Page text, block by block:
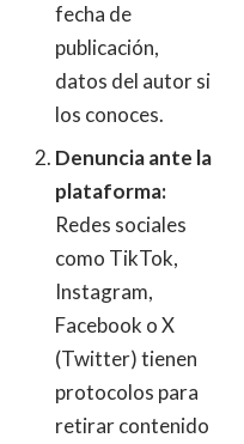
fecha de
publicación,
datos del autor si
los conoces.
Denuncia ante la
plataforma:
Redes sociales
como TikTok,
Instagram,
Facebook o X
(Twitter) tienen
protocolos para
retirar contenido